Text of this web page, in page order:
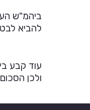
ביהמ"ש
להביא
עוד קבע
ולכן